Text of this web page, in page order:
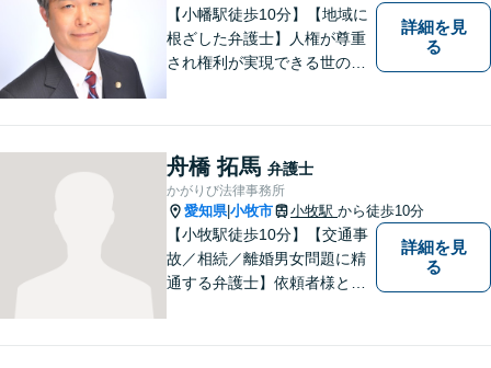
【小幡駅徒歩10分】【地域に
根ざした弁護士】人権が尊重
され権利が実現できる世の中
故など、幅広く対応可能。
【夜間／休日対応可能】お悩
みの方はどうぞお気軽にご相
談ください。
詳細を見
る
舟橋 拓馬 弁護士
かがりび法律事務所
愛知県|小牧市 小牧駅 から徒歩10分
【小牧駅徒歩10分】【交通事
故／相続／離婚男女問題に精
通する弁護士】依頼者様との
詳細を見
る